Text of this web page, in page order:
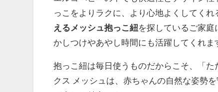
っこをよりラクに、より心地よくしてくれ
えるメッシュ抱っこ紐を探しているご家
かしつけやあやし時間にも活躍してくれま
抱っこ紐は毎日使うものだからこそ、「
クス メッシュは、赤ちゃんの自然な姿勢